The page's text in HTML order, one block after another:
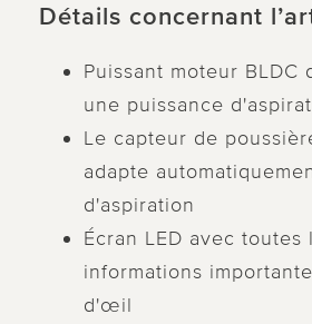
Détails concernant
Puissant moteur BLDC
une puissance
Le capteur de
adapte
d'aspiration
Écran LED avec toutes
informations
d'œil